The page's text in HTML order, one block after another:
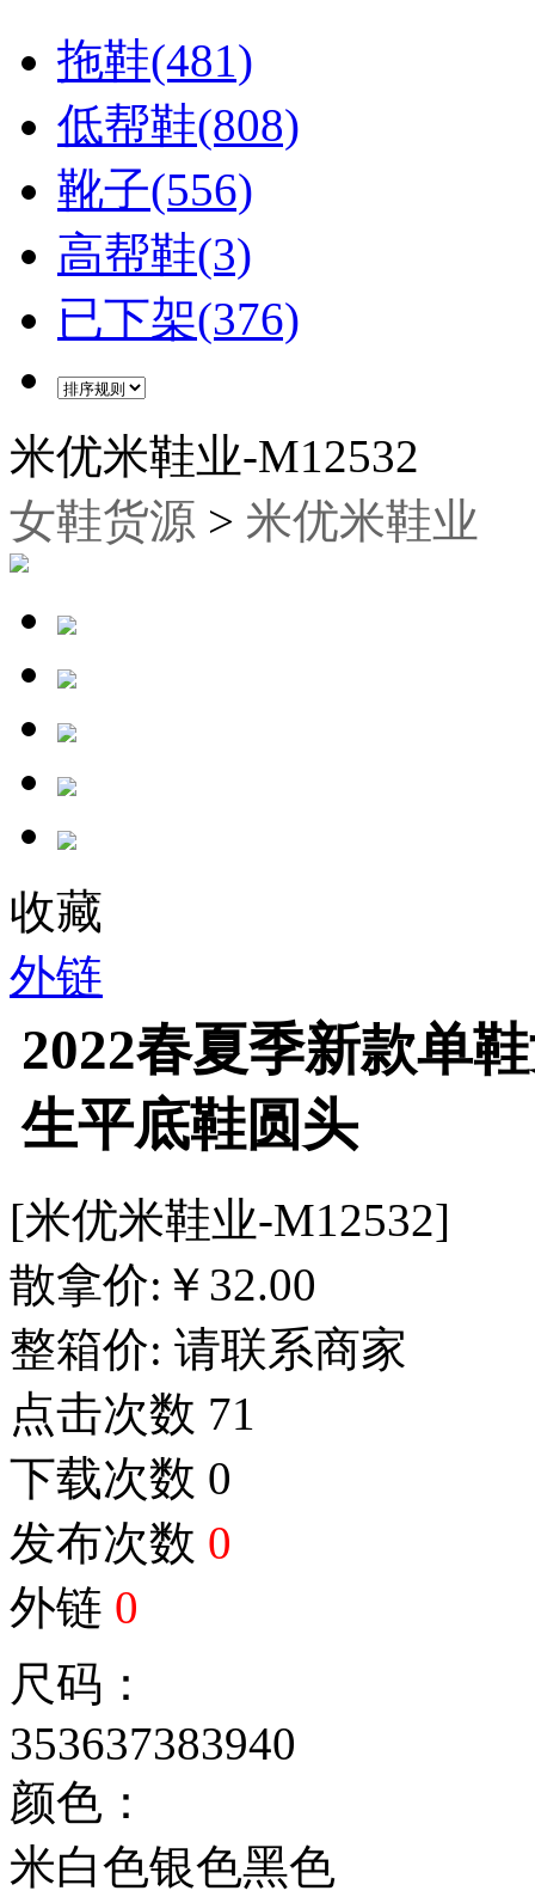
拖鞋(481)
低帮鞋(808)
靴子(556)
高帮鞋(3)
已下架(376)
米优米鞋业-M12532
女鞋货源 > 米优米鞋业
收藏
外链
2022春夏季新款单
生平底鞋圆头
[米优米鞋业-M12532]
散拿价: ￥ 32.00
整箱价: 请联系商家
点击次数 71
下载次数 0
发布次数 0
外链 0
尺码：
353637383940
颜色：
米白色银色黑色